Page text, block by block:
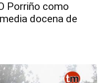
Porriño como
docena de